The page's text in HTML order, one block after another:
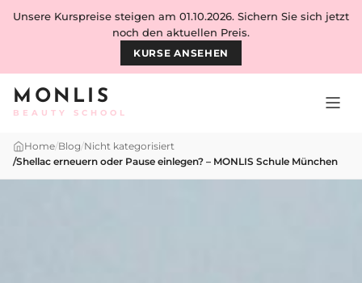
Skip to content
MONLIS
BEAUTY SCHOOL
Unsere Kurspreise steigen am 01.10.2026. Sichern Sie sich jetzt
noch den aktuellen Preis.
KURSE ANSEHEN
Home/Blog/Nicht kategorisiert
/Shellac erneuern oder Pause einlegen? – MONLIS Schule München